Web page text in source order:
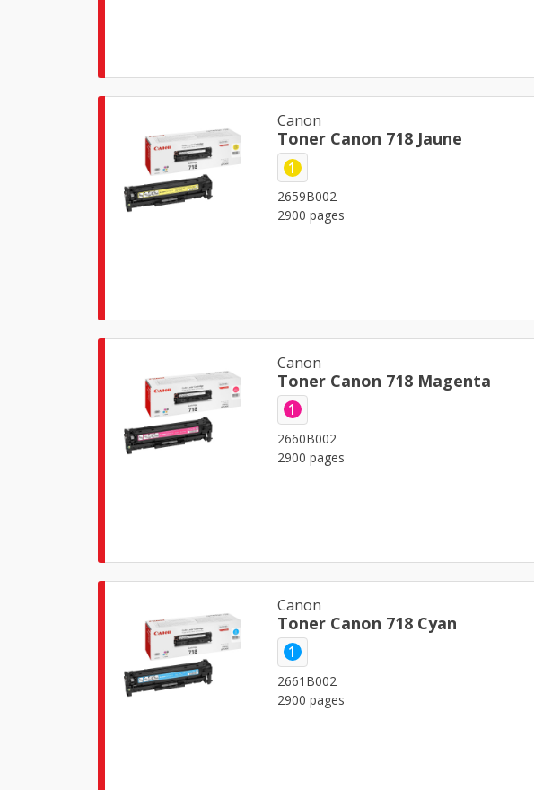
Canon
Toner Canon 718 Jaune
1
2659B002
2900 pages
Canon
Toner Canon 718 Magenta
1
2660B002
2900 pages
Canon
Toner Canon 718 Cyan
1
2661B002
2900 pages